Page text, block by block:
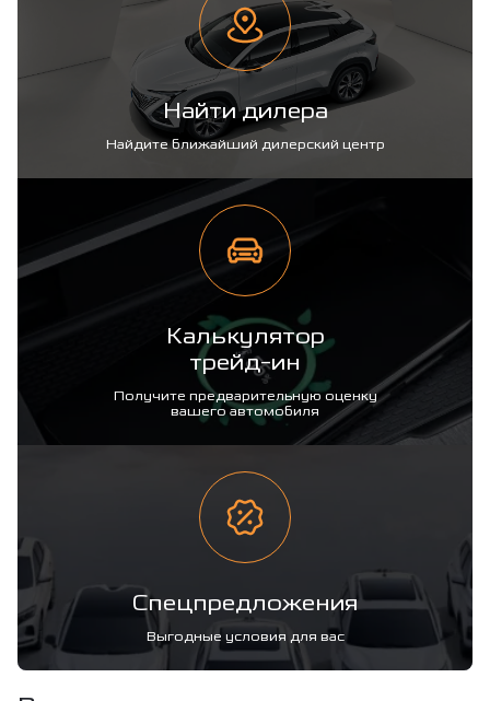
Найти дилера
Найдите ближайший дилерский центр
Калькулятор
трейд-ин
Получите предварительную оценку
вашего автомобиля
Спецпредложения
Выгодные условия для вас